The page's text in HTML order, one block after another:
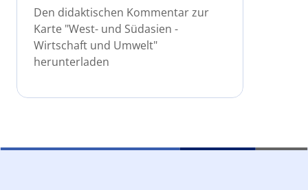
Den didaktischen Kommentar zur
Karte "West- und Südasien -
Wirtschaft und Umwelt"
herunterladen